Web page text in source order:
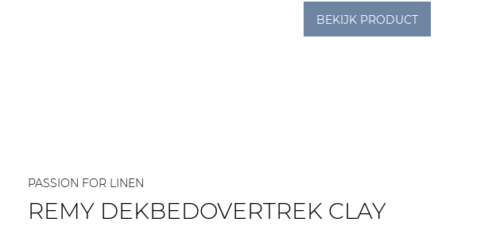
BEKIJK PRODUCT
PASSION FOR LINEN
REMY DEKBEDOVERTREK CLAY